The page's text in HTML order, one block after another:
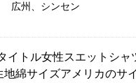
広州、シンセン
イトル女性スエットシャ
地綿サイズアメリカのサ